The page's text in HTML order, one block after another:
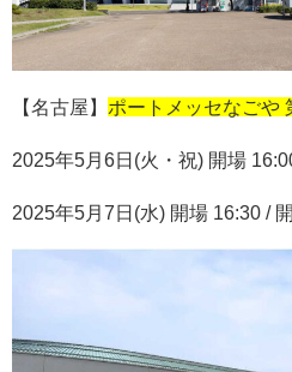
【名古屋】 ポートメッセなごや
2025年5月 6日 (火・祝) 開場
2025年5月 7 日 (水) 開場 16:30 /